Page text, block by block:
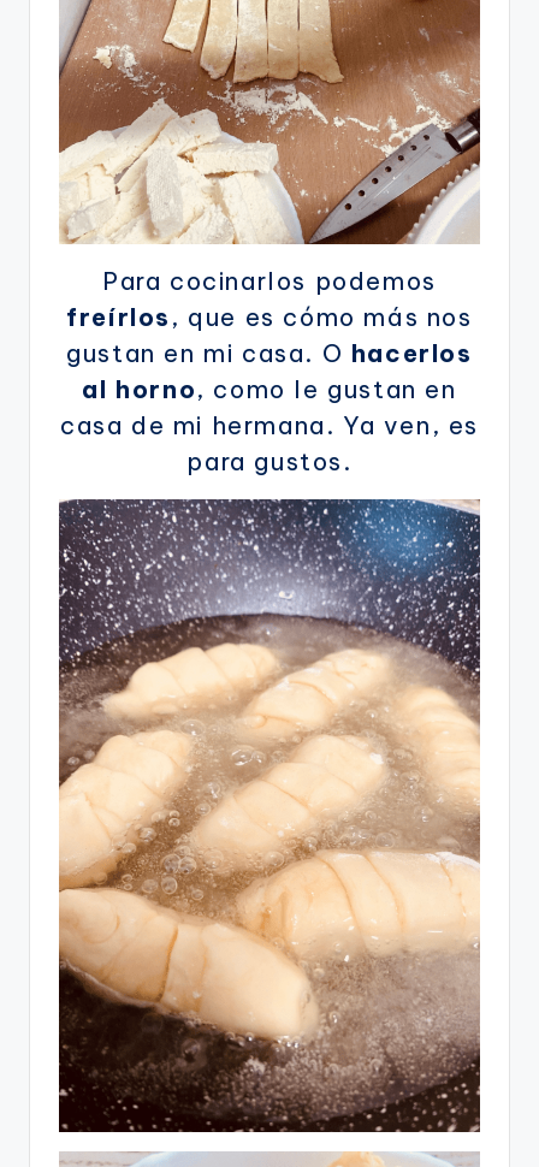
Para cocinarlos podemos
freírlos , que es cómo más nos
gustan en mi casa. O hacerlos
al horno, como le gustan en
casa de mi hermana. Ya ven, es
para gustos.